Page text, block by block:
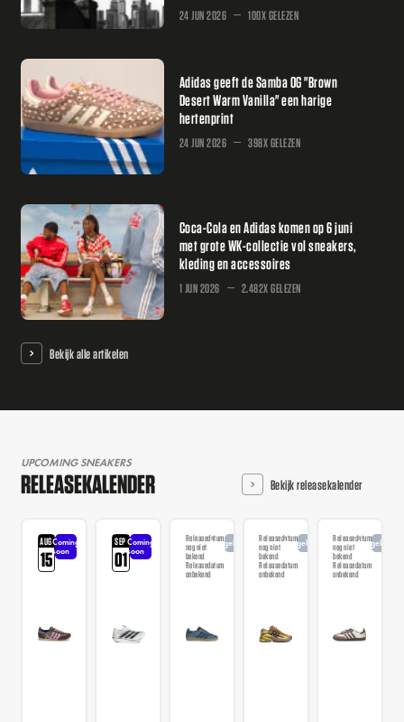
24 JUN 2026 100X GELEZEN
Adidas geeft de Samba OG "Brown
Desert Warm Vanilla" een harige
hertenprint
24 JUN 2026 398X GELEZEN
Coca-Cola en Adidas komen op 6 juni
met grote WK-collectie vol sneakers,
kleding en accessoires
1 JUN 2026 2.482X GELEZEN
Bekijk alle artikelen
UPCOMING SNEAKERS
RELEASEKALENDER Bekijk releasekalender
AUG
15
Coming
soon
SEP
01
Coming
soon
Releasedatum
nog niet
bekend
Releasedatum
onbekend
AangekondigdReleasedatum
nog niet
bekend
Releasedatum
onbekend
AangekondigdReleasedatum
nog niet
bekend
Releasedatum
onbekend